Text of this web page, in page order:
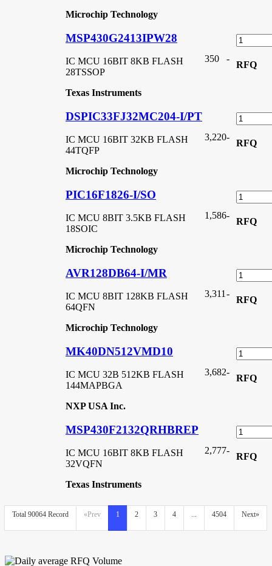
Microchip Technology
MSP430G2413IPW28
IC MCU 16BIT 8KB FLASH
28TSSOP
Texas Instruments
350 -
RFQ
DSPIC33FJ32MC204-I/PT
IC MCU 16BIT 32KB FLASH
44TQFP
Microchip Technology
3,220-
RFQ
PIC16F1826-I/SO
IC MCU 8BIT 3.5KB FLASH
18SOIC
Microchip Technology
1,586-
RFQ
AVR128DB64-I/MR
IC MCU 8BIT 128KB FLASH
64QFN
Microchip Technology
3,311 -
RFQ
MK40DN512VMD10
IC MCU 32B 512KB FLASH
144MAPBGA
NXP USA Inc.
3,682-
RFQ
MSP430F2132QRHBREP
IC MCU 16BIT 8KB FLASH
32VQFN
Texas Instruments
2,777-
RFQ
Total 90064 Record «Prev 1 2 3 4 ... 4504 Next»